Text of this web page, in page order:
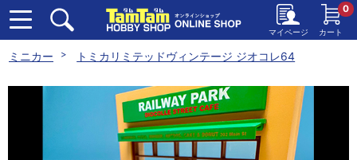
マイページ カート
0
ミニカー トミカリミテッドヴィンテージ ジオコレ64